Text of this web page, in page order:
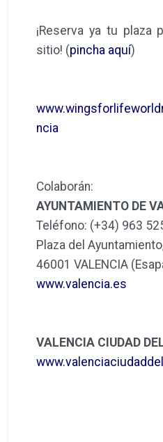
¡Reserva ya tu plaza
sitio! (pincha aquí)
ncia
Colaborán:
AYUNTAMIENTO DE
Teléfono: (+34) 963
Plaza del
46001 VALENCIA
www.valencia.es
VALENCIA CIUDAD